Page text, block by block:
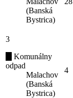
(Banská
Bystrica)
3
Komunálny
odpad
Malachov
(Banská
Bystrica)
4